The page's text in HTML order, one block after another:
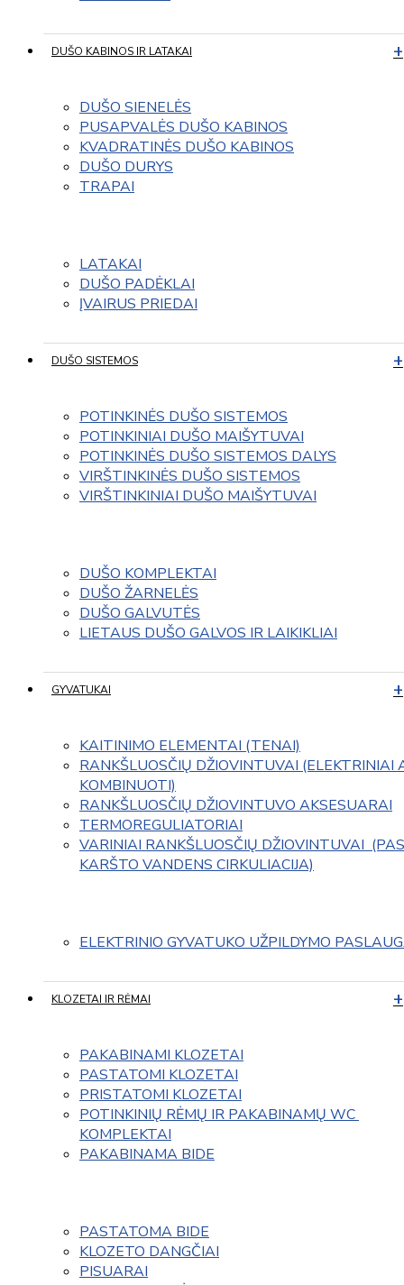
DUŠO KABINOS IR LATAKAI
DUŠO SIENELĖS
PUSAPVALĖS DUŠO KABINOS
KVADRATINĖS DUŠO KABINOS
DUŠO DURYS
TRAPAI
LATAKAI
DUŠO PADĖKLAI
ĮVAIRUS PRIEDAI
DUŠO SISTEMOS
POTINKINĖS DUŠO SISTEMOS
POTINKINIAI DUŠO MAIŠYTUVAI
POTINKINĖS DUŠO SISTEMOS DALYS
VIRŠTINKINĖS DUŠO SISTEMOS
VIRŠTINKINIAI DUŠO MAIŠYTUVAI
DUŠO KOMPLEKTAI
DUŠO ŽARNELĖS
DUŠO GALVUTĖS
LIETAUS DUŠO GALVOS IR LAIKIKLIAI
GYVATUKAI
KAITINIMO ELEMENTAI (TENAI)
RANKŠLUOSČIŲ DŽIOVINTUVAI (ELEKTRINIAI
KOMBINUOTI)
RANKŠLUOSČIŲ DŽIOVINTUVO AKSESUARAI
TERMOREGULIATORIAI
VARINIAI RANKŠLUOSČIŲ DŽIOVINTUVAI
KARŠTO VANDENS CIRKULIACIJA)
ELEKTRINIO GYVATUKO UŽPILDYMO
KLOZETAI IR RĖMAI
PAKABINAMI KLOZETAI
PASTATOMI KLOZETAI
PRISTATOMI KLOZETAI
POTINKINIŲ RĖMŲ IR PAKABINAMŲ WC
KOMPLEKTAI
PAKABINAMA BIDE
PASTATOMA BIDE
KLOZETO DANGČIAI
PISUARAI